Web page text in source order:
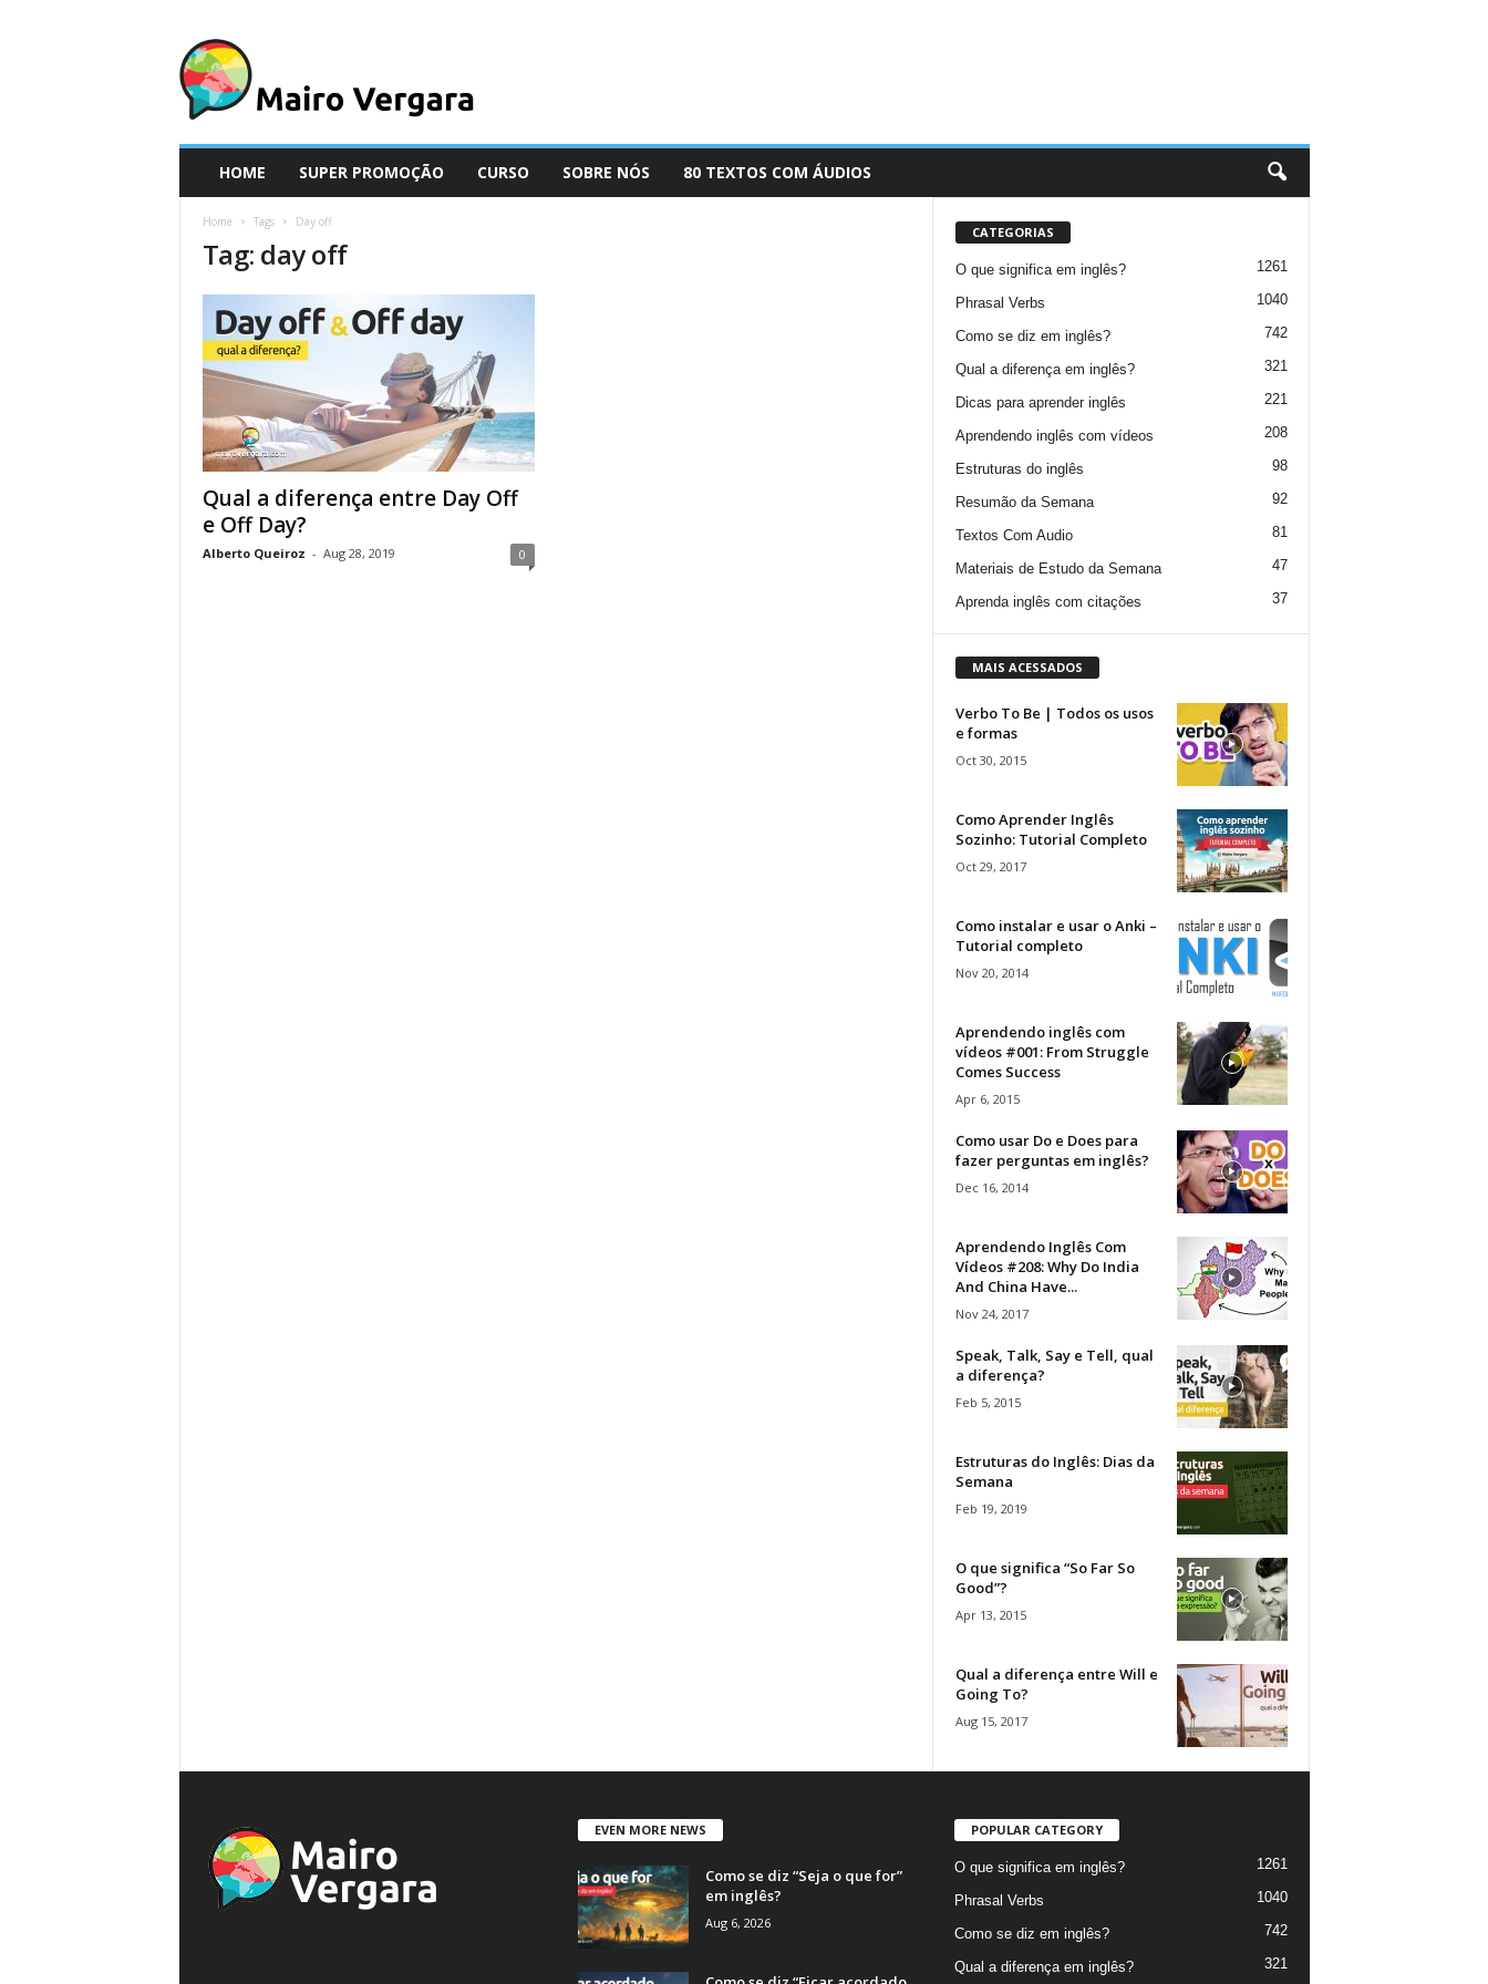
i
r
HOME SUPER PROMOÇÃO CURSO SOBRE NÓS 80 TEXTOS COM ÁUDIOS
Home Tags Day off
Tag: day off
Qual a diferença entre Day Off
e Off Day?
Alberto Queiroz - Aug 28, 2019 0
CATEGORIAS
O que significa em inglês? 1261
Phrasal Verbs 1040
Como se diz em inglês? 742
Qual a diferença em inglês? 321
Dicas para aprender inglês 221
Aprendendo inglês com vídeos 208
Estruturas do inglês 98
Resumão da Semana 92
Textos Com Audio 81
Materiais de Estudo da Semana 47
Aprenda inglês com citações 37
MAIS ACESSADOS
Verbo To Be | Todos os usos
e formas
Oct 30, 2015
Como Aprender Inglês
Sozinho: Tutorial Completo
Oct 29, 2017
Como instalar e usar o Anki –
Tutorial completo
Nov 20, 2014
Aprendendo inglês com
vídeos #001: From Struggle
Comes Success
Apr 6, 2015
Como usar Do e Does para
fazer perguntas em inglês?
Dec 16, 2014
Aprendendo Inglês Com
Vídeos #208: Why Do India
And China Have...
Nov 24, 2017
Speak, Talk, Say e Tell, qual
a diferença?
Feb 5, 2015
Estruturas do Inglês: Dias da
Semana
Feb 19, 2019
O que significa “So Far So
Good”?
Apr 13, 2015
Qual a diferença entre Will e
Going To?
Aug 15, 2017
EVEN MORE NEWS
Como se diz “Seja o que for”
em inglês?
Aug 6, 2026
POPULAR CATEGORY
O que significa em inglês? 1261
Phrasal Verbs 1040
Como se diz em inglês? 742
Qual a diferença em inglês? 321